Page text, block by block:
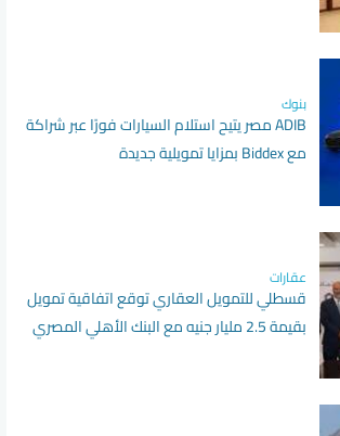
بنوك
ADIB مصر يتيح استلام السيارات فورًا عبر شراكة
مع Biddex بمزايا تمويلية جديدة
عقارات
قسطلي للتمويل العقاري توقع اتفاقية تمويل
بقيمة 2.5 مليار جنيه مع البنك الأهلي المصري